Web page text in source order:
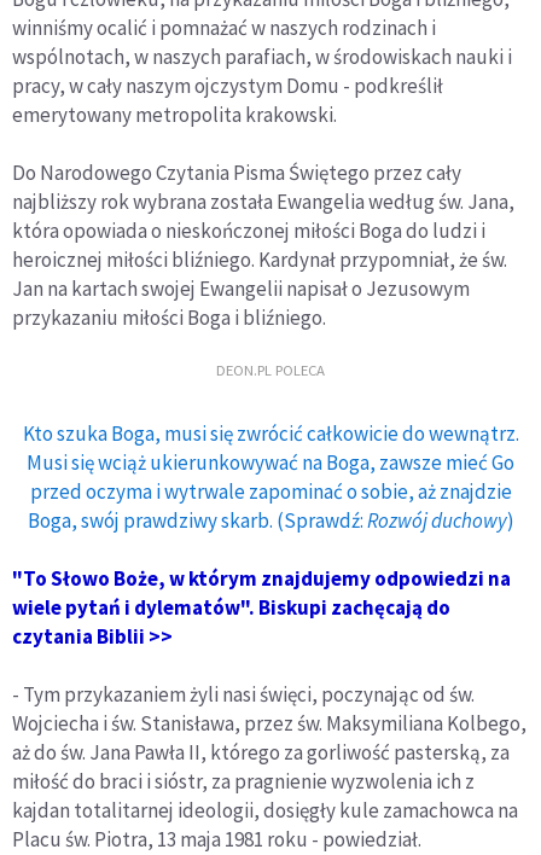
winniśmy ocalić i pomnażać w naszych rodzinach i
wspólnotach, w naszych parafiach, w środowiskach nauki i
pracy, w cały naszym ojczystym Domu - podkreślił
emerytowany metropolita krakowski.
Do Narodowego Czytania Pisma Świętego przez cały
najbliższy rok wybrana została Ewangelia według św. Jana,
która opowiada o nieskończonej miłości Boga do ludzi i
heroicznej miłości bliźniego. Kardynał przypomniał, że św.
Jan na kartach swojej Ewangelii napisał o Jezusowym
przykazaniu miłości Boga i bliźniego.
DEON.PL POLECA
Kto szuka Boga, musi się zwrócić całkowicie do wewnątrz.
Musi się wciąż ukierunkowywać na Boga, zawsze mieć Go
przed oczyma i wytrwale zapominać o sobie, aż znajdzie
Boga, swój prawdziwy skarb. (Sprawdź:Rozwój duchowy)
"To Słowo Boże, w którym znajdujemy odpowiedzi na
wiele pytań i dylematów". Biskupi zachęcają do
czytania Biblii >>
- Tym przykazaniem żyli nasi święci, poczynając od św.
Wojciecha i św. Stanisława, przez św. Maksymiliana Kolbego,
aż do św. Jana Pawła II, którego za gorliwość pasterską, za
miłość do braci i sióstr, za pragnienie wyzwolenia ich z
kajdan totalitarnej ideologii, dosięgły kule zamachowca na
Placu św. Piotra, 13 maja 1981 roku - powiedział.